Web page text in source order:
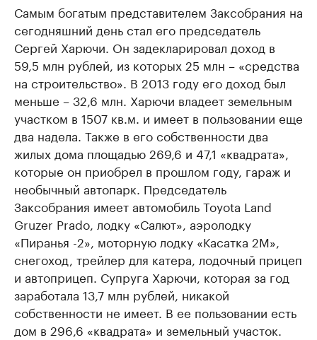
Самым богатым представителем Заксобрания на
сегодняшний день стал его председатель
Сергей Харючи. Он задекларировал доход в
59,5 млн рублей, из которых 25 млн – «средства
на строительство». В 2013 году его доход был
меньше – 32,6 млн. Харючи владеет земельным
участком в 1507 кв.м. и имеет в пользовании еще
два надела. Также в его собственности два
жилых дома площадью 269,6 и 47,1 «квадрата»,
которые он приобрел в прошлом году, гараж и
необычный автопарк. Председатель
Заксобрания имеет автомобиль Toyota Land
Gruzer Prado, лодку «Салют», аэролодку
«Пиранья -2», моторную лодку «Касатка 2М»,
снегоход, трейлер для катера, лодочный прицеп
и автоприцеп. Супруга Харючи, которая за год
заработала 13,7 млн рублей, никакой
собственности не имеет. В ее пользовании есть
дом в 296,6 «квадрата» и земельный участок.